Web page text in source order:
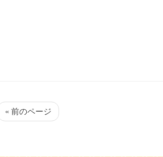
« 前のページ